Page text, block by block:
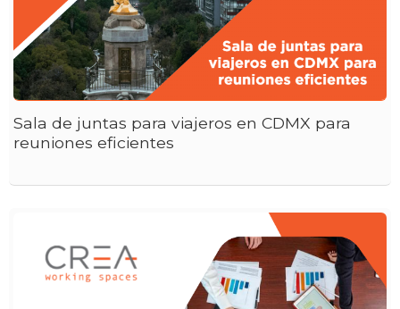
Sala de juntas para viajeros en CDMX para
reuniones eficientes